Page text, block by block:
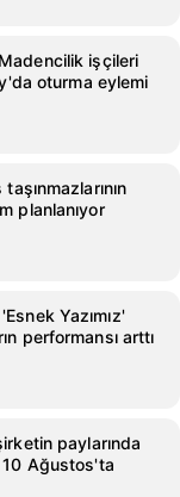
işçileri
oturma eylemi
planlanıyor
Yazımız'
performansı arttı
paylarında
Ağustos'ta